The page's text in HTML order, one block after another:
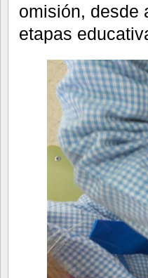
omisión, desde
etapas